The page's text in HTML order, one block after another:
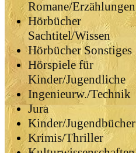
Romane/Erzählungen
Hörbücher
Sachtitel/Wissen
Hörbücher Sonstiges
Hörspiele für
Kinder/Jugendliche
Ingenieurw./Technik
Jura
Kinder/Jugendbücher
Krimis/Thriller